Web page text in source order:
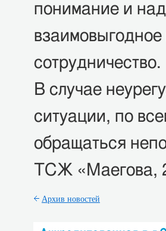
понимание и
сотрудничество.
В случае
ситуации, по
обращаться
ТСЖ «Маегова,
Архив новостей